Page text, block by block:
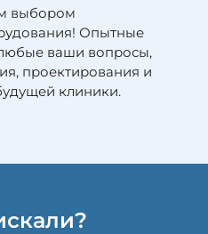
выбором
Опытные
любые ваши вопросы,
проектирования и
клиники.